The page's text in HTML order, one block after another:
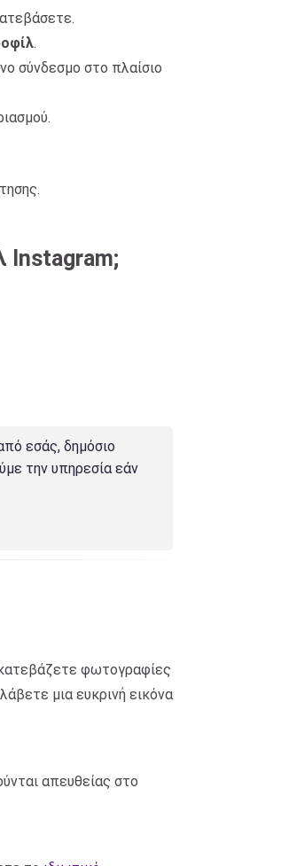
.
σύνδεσμο στο πλαίσιο
Instagram;
εσάς, δημόσιο
την υπηρεσία εάν
φωτογραφίες
μια ευκρινή εικόνα
απευθείας στο